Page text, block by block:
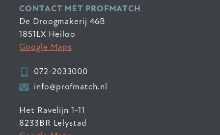
CONTACT MET PROFMATCH
De Droogmakerij 46B
1851LX Heiloo
Google Maps
072-2033000
info@profmatch.nl
Het Ravelijn 1-11
8233BR Lelystad